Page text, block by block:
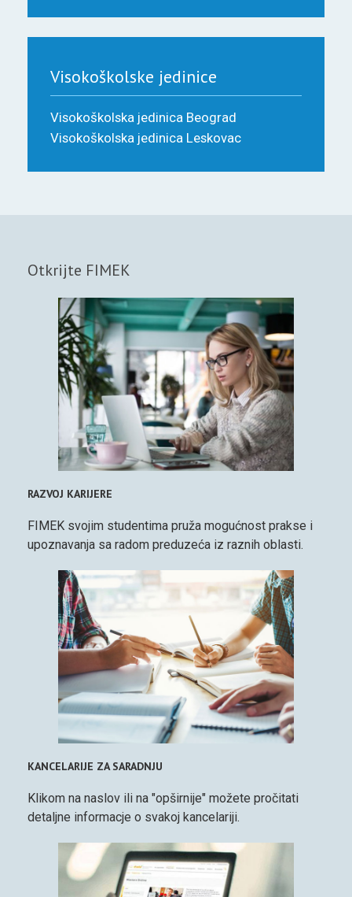
Visokoškolske jedinice
Visokoškolska jedinica Beograd
Visokoškolska jedinica Leskovac
Otkrijte FIMEK
RAZVOJ KARIJERE
FIMEK svojim studentima pruža mogućnost prakse i
upoznavanja sa radom preduzeća iz raznih oblasti.
KANCELARIJE ZA SARADNJU
Klikom na naslov ili na "opširnije" možete pročitati
detaljne informacje o svakoj kancelariji.